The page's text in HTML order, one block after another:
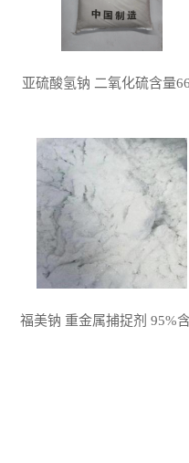
亚硫酸氢钠 二氧化硫含量
福美钠 重金属捕捉剂 95%